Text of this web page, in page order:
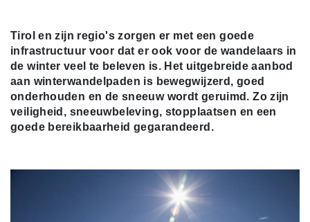
Tirol en zijn regio's zorgen er met een goede
infrastructuur voor dat er ook voor de wandelaars in
de winter veel te beleven is. Het uitgebreide aanbod
aan winterwandelpaden is bewegwijzerd, goed
onderhouden en de sneeuw wordt geruimd. Zo zijn
veiligheid, sneeuwbeleving, stopplaatsen en een
goede bereikbaarheid gegarandeerd.